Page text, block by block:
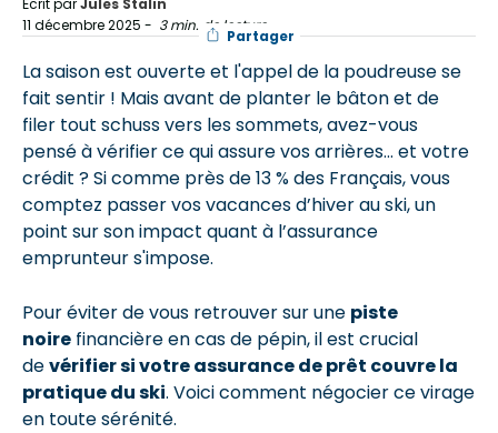
11 décembre 2025 - 3 min. de lecture
Partager
La saison est ouverte et l'appel de la poudreuse se
fait sentir ! Mais avant de planter le bâton et de
filer tout schuss vers les sommets, avez-vous
pensé à vérifier ce qui assure vos arrières... et votre
crédit ? Si comme près de 13 % des Français, vous
comptez passer vos vacances d’hiver au ski, un
point sur son impact quant à l’assurance
emprunteur s'impose.
Pour éviter de vous retrouver sur une piste
noire financière en cas de pépin, il est crucial
devérifier si votre assurance de prêt couvre la
pratique du ski. Voici comment négocier ce virage
en toute sérénité.